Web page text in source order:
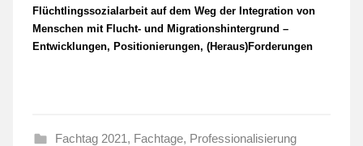
Flüchtlingssozialarbeit auf dem Weg der Integration von
Menschen mit Flucht- und Migrationshintergrund –
Entwicklungen, Positionierungen, (Heraus)Forderungen
Fachtag 2021, Fachtage, Professionalisierung